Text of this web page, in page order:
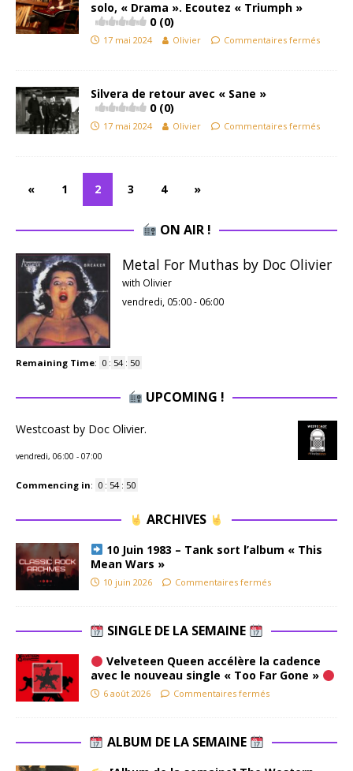
solo, « Drama ». Ecoutez « Triumph »
0 (0)
17 mai 2024 Olivier Commentaires fermés
Silvera de retour avec « Sane »
0 (0)
17 mai 2024 Olivier Commentaires fermés
« 1 2 3 4 »
ON AIR !
Metal For Muthas by Doc Olivier
with Olivier
vendredi, 05:00- 06:00
Remaining Time: 0 : 54 : 49
UPCOMING !
Westcoast by Doc Olivier.
vendredi, 06:00 - 07:00
Commencing in: 0 : 54 : 49
ARCHIVES
10 Juin 1983 – Tank sort l’album « This
Mean Wars »
10 juin 2026 Commentaires fermés
SINGLE DE LA SEMAINE
Velveteen Queen accélère la cadence
avec le nouveau single « Too Far Gone »
6 août 2026 Commentaires fermés
ALBUM DE LA SEMAINE